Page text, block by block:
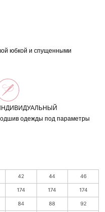
юбкой и спущенными
одежды под параметры